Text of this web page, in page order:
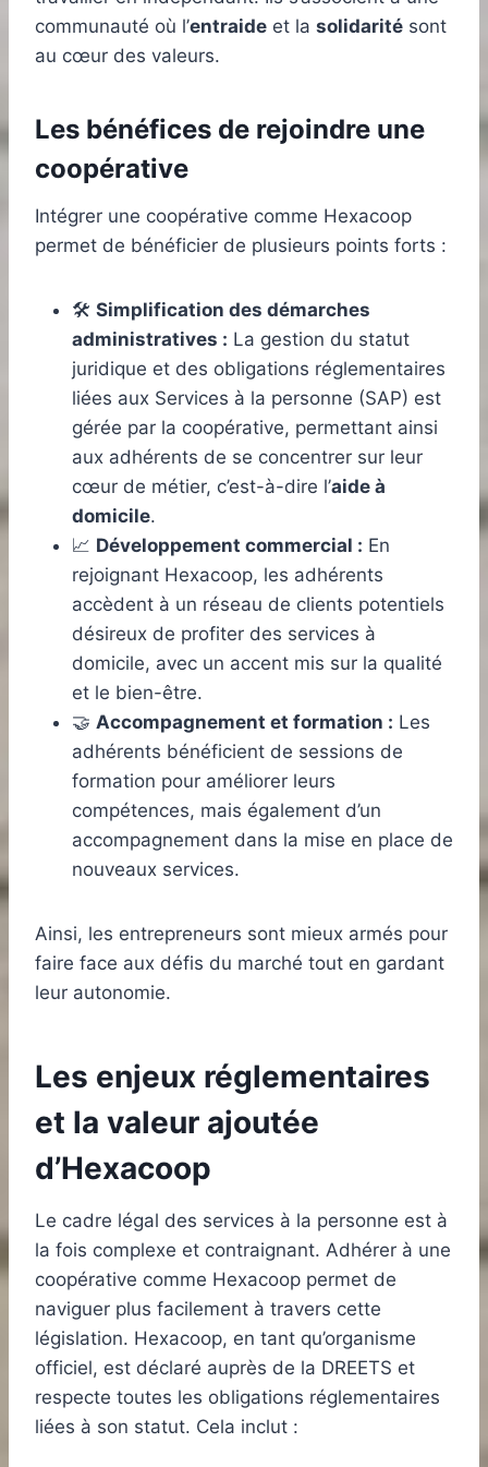
communauté où l’entraide et la solidarité sont
au cœur des valeurs.
Les bénéfices de rejoindre une
coopérative
Intégrer une coopérative comme Hexacoop
permet de bénéficier de plusieurs points forts :
🛠️ Simplification des démarches
administratives : La gestion du statut
juridique et des obligations réglementaires
liées aux Services à la personne (SAP) est
gérée par la coopérative, permettant ainsi
aux adhérents de se concentrer sur leur
cœur de métier, c’est-à-dire l’aide à
domicile.
📈 Développement commercial : En
rejoignant Hexacoop, les adhérents
accèdent à un réseau de clients potentiels
désireux de profiter des services à
domicile, avec un accent mis sur la qualité
et le bien-être.
🤝 Accompagnement et formation : Les
adhérents bénéficient de sessions de
formation pour améliorer leurs
compétences, mais également d’un
accompagnement dans la mise en place de
nouveaux services.
Ainsi, les entrepreneurs sont mieux armés pour
faire face aux défis du marché tout en gardant
leur autonomie.
Les enjeux réglementaires
et la valeur ajoutée
d’Hexacoop
Le cadre légal des services à la personne est à
la fois complexe et contraignant. Adhérer à une
coopérative comme Hexacoop permet de
naviguer plus facilement à travers cette
législation. Hexacoop, en tant qu’organisme
officiel, est déclaré auprès de la DREETS et
respecte toutes les obligations réglementaires
liées à son statut. Cela inclut :